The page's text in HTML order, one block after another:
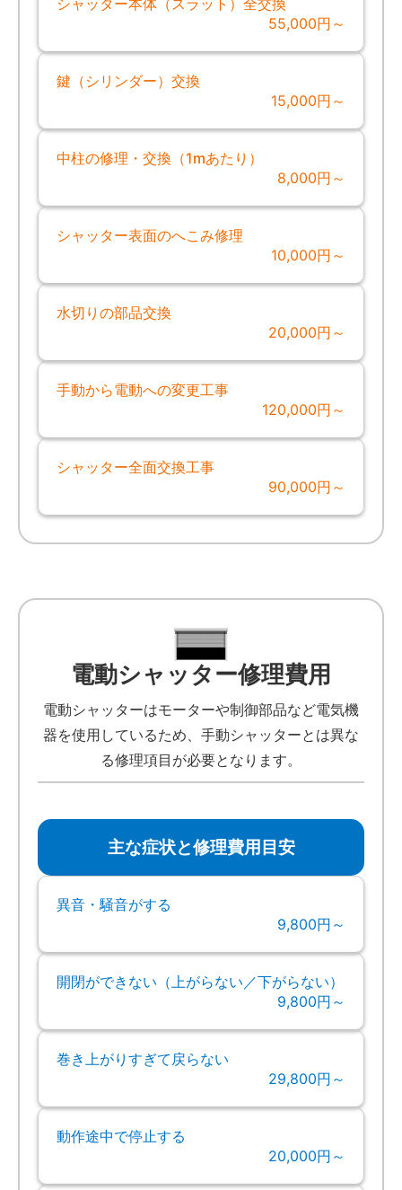
55,000円～
鍵（シリンダー）交換
15,000円～
中柱の修理・交換（1mあたり）
8,000円～
シャッター表面のへこみ修理
10,000円～
水切りの部品交換
20,000円～
手動から電動への変更工事
120,000円～
シャッター全面交換工事
90,000円～
電動シャッター修理費用
電動シャッターはモーターや制御部品など電気機
器を使用しているため、手動シャッターとは異な
る修理項目が必要となります。
主な症状と修理費用目安
異音・騒音がする
9,800円～
開閉ができない（上がらない／下がらない）
9,800円～
巻き上がりすぎて戻らない
29,800円～
動作途中で停止する
20,000円～